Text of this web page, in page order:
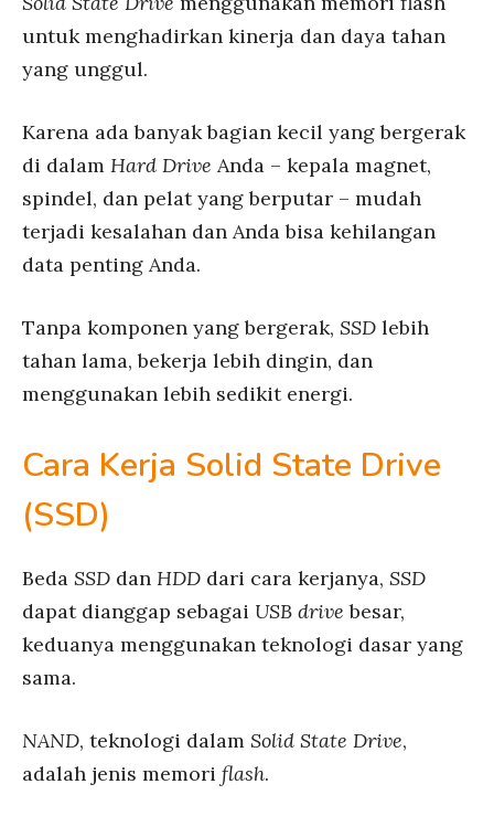
untuk menghadirkan kinerja dan daya tahan
yang unggul.
Karena ada banyak bagian kecil yang bergerak
di dalam Hard Drive Anda – kepala magnet,
spindel, dan pelat yang berputar – mudah
terjadi kesalahan dan Anda bisa kehilangan
data penting Anda.
Tanpa komponen yang bergerak, SSD lebih
tahan lama, bekerja lebih dingin, dan
menggunakan lebih sedikit energi.
Cara Kerja Solid State Drive
(SSD)
Beda SSD dan HDD dari cara kerjanya, SSD
dapat dianggap sebagai USB drive besar,
keduanya menggunakan teknologi dasar yang
sama.
NAND, teknologi dalam Solid State Drive,
adalah jenis memori flash.